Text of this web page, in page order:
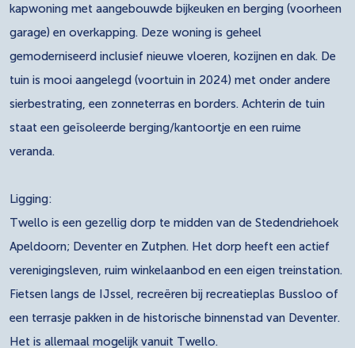
kapwoning met aangebouwde bijkeuken en berging (voorheen
garage) en overkapping. Deze woning is geheel
gemoderniseerd inclusief nieuwe vloeren, kozijnen en dak. De
tuin is mooi aangelegd (voortuin in 2024) met onder andere
sierbestrating, een zonneterras en borders. Achterin de tuin
staat een geïsoleerde berging/kantoortje en een ruime
veranda.
Ligging:
Twello is een gezellig dorp te midden van de Stedendriehoek
Apeldoorn; Deventer en Zutphen. Het dorp heeft een actief
verenigingsleven, ruim winkelaanbod en een eigen treinstation.
Fietsen langs de IJssel, recreëren bij recreatieplas Bussloo of
een terrasje pakken in de historische binnenstad van Deventer.
Het is allemaal mogelijk vanuit Twello.